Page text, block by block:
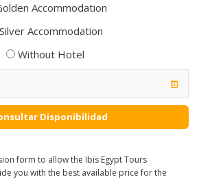
Accommodation
Silver Accommodation
Without Hotel
Disponibilidad
form to allow the Ibis Egypt Tours
you with the best available price for the